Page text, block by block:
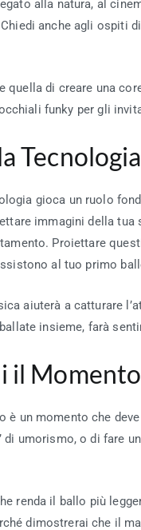
alla natura, al
anche agli ospiti
quella di creare una
funky per gli
gioca un ruolo
immagini della
Proiettare
al tuo primo
aiuterà a catturare
insieme, farà
il
un momento che
di umorismo, o di fare
renda il ballo più
dimostrerai che il